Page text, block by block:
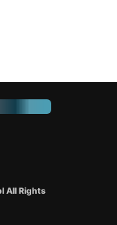
All Rights